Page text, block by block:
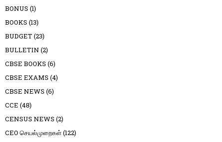
BONUS (1)
BOOKS (13)
BUDGET(23)
BULLETIN (2)
CBSE BOOKS (6)
CBSE EXAMS (4)
CBSE NEWS (6)
CCE (48)
CENSUS NEWS (2)
CEO செயல்முறைகள்(122)